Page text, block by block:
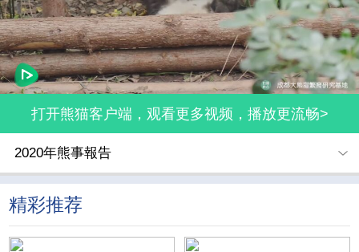
打开熊猫客户端，观看更多视频，播放更流畅>
2020年熊事報告
精彩推荐